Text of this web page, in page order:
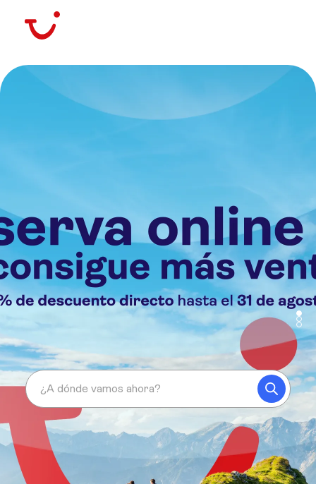
¿A dónde vamos ahora?